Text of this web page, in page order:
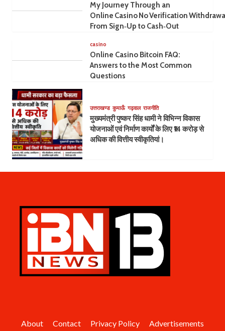
My Journey Through an
Online Casino No Verification
From Sign‑Up to Cash‑Out
casino
Online Casino Bitcoin FAQ:
Answers to the Most Common
Questions
उत्तराखण्ड कुमाऊँ गढ़वाल राजनीति
मुख्यमंत्री पुष्कर सिंह धामी ने विभिन्न विकास
योजनाओं एवं निर्माण कार्यों के लिए ₹14 करोड़ से
अधिक की वित्तीय स्वीकृतियां।
About Contact Privacy Policy Advertisements